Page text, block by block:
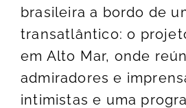
brasileira a bordo de
transatlântico: o
em Alto Mar, onde
admiradores e
intimistas e uma